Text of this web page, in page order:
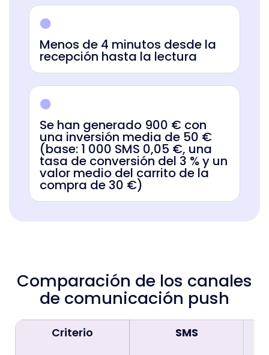
Menos de 4 minutos desde la
recepción hasta la lectura
Se han generado 900 € con
una inversión media de 50 €
(base: 1 000 SMS 0,05 €, una
tasa de conversión del 3 % y un
valor medio del carrito de la
compra de 30 €)
Comparación de los canales
de comunicación push
Criterio
SMS